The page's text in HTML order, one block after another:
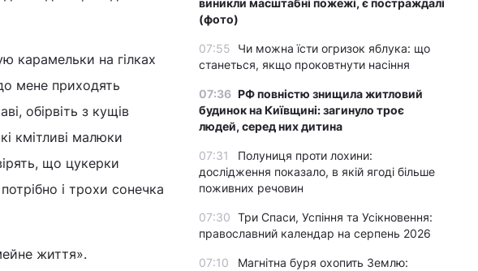
карамельки на гілках
мене приходять
обірвіть з кущів
кмітливі малюки
що цукерки
і трохи сонечка
життя».
виникли масштабні пожежі, є постраждалі
(фото)
07:55
Чи можна їсти огризок яблука: що
станеться, якщо проковтнути насіння
07:36 РФ повністю знищила житловий
будинок на Київщині: загинуло троє
людей, серед них дитина
07:31
Полуниця проти лохини:
дослідження показало, в якій ягоді більше
поживних речовин
07:30 Три Спаси, Успіння та Усікновення:
православний календар на серпень 2026
07:10
Магнітна буря охопить Землю: